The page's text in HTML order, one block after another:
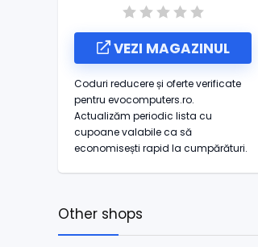
VEZI MAGAZINUL
Coduri reducere și oferte verificate
pentru evocomputers.ro.
Actualizăm periodic lista cu
cupoane valabile ca să
economisești rapid la cumpărături.
Other shops